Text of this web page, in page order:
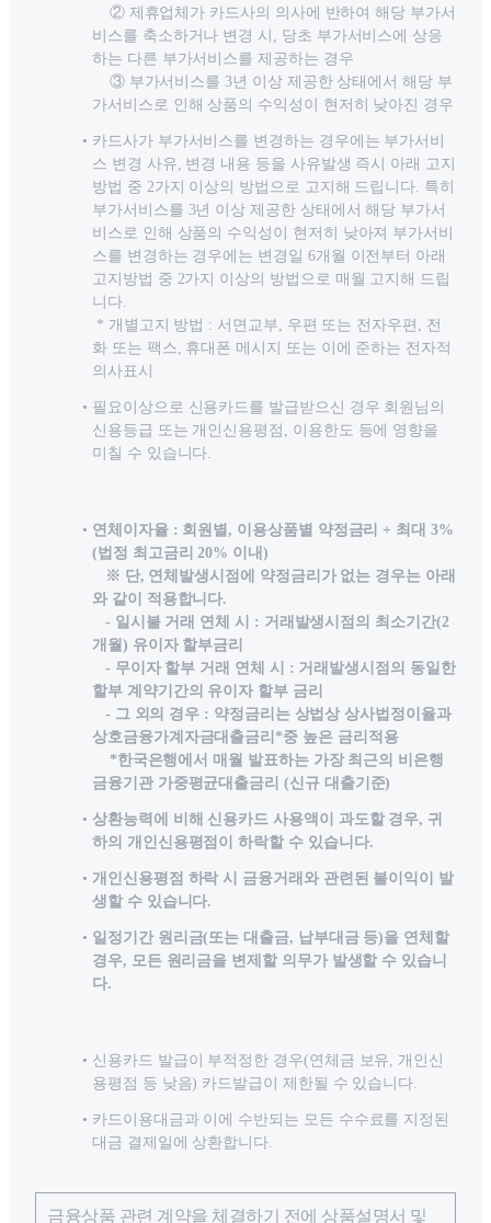
② 제휴업체가 카드사의 의사에 반하여 해당 부가서
비스를 축소하거나 변경 시, 당초 부가서비스에 상응
하는 다른 부가서비스를 제공하는 경우
③ 부가서비스를 3년 이상 제공한 상태에서 해당 부
가서비스로 인해 상품의 수익성이 현저히 낮아진 경우
카드사가 부가서비스를 변경하는 경우에는 부가서비
스 변경 사유, 변경 내용 등을 사유발생 즉시 아래 고지
방법 중 2가지 이상의 방법으로 고지해 드립니다. 특히
부가서비스를 3년 이상 제공한 상태에서 해당 부가서
비스로 인해 상품의 수익성이 현저히 낮아져 부가서비
스를 변경하는 경우에는 변경일 6개월 이전부터 아래
고지방법 중 2가지 이상의 방법으로 매월 고지해 드립
니다.
* 개별고지 방법 : 서면교부, 우편 또는 전자우편, 전
화 또는 팩스, 휴대폰 메시지 또는 이에 준하는 전자적
의사표시
필요이상으로 신용카드를 발급받으신 경우 회원님의
신용등급 또는 개인신용평점, 이용한도 등에 영향을
미칠 수 있습니다.
연체이자율 : 회원별, 이용상품별 약정금리 + 최대 3%
(법정 최고금리 20% 이내)
※ 단, 연체발생시점에 약정금리가 없는 경우는 아래
와 같이 적용합니다.
- 일시불 거래 연체 시 : 거래발생시점의 최소기간(2
개월) 유이자 할부금리
- 무이자 할부 거래 연체 시 : 거래발생시점의 동일한
할부 계약기간의 유이자 할부 금리
- 그 외의 경우 : 약정금리는 상법상 상사법정이율과
상호금융가계자금대출금리*중 높은 금리적용
*한국은행에서 매월 발표하는 가장 최근의 비은행
금융기관 가중평균대출금리 (신규 대출기준)
상환능력에 비해 신용카드 사용액이 과도할 경우, 귀
하의 개인신용평점이 하락할 수 있습니다.
개인신용평점 하락 시 금융거래와 관련된 불이익이 발
생할 수 있습니다.
일정기간 원리금(또는 대출금, 납부대금 등)을 연체할
경우, 모든 원리금을 변제할 의무가 발생할 수 있습니
다.
신용카드 발급이 부적정한 경우(연체금 보유, 개인신
용평점 등 낮음) 카드발급이 제한될 수 있습니다.
카드이용대금과 이에 수반되는 모든 수수료를 지정된
대금 결제일에 상환합니다.
금융상품 관련 계약을 체결하기 전에 상품설명서 및